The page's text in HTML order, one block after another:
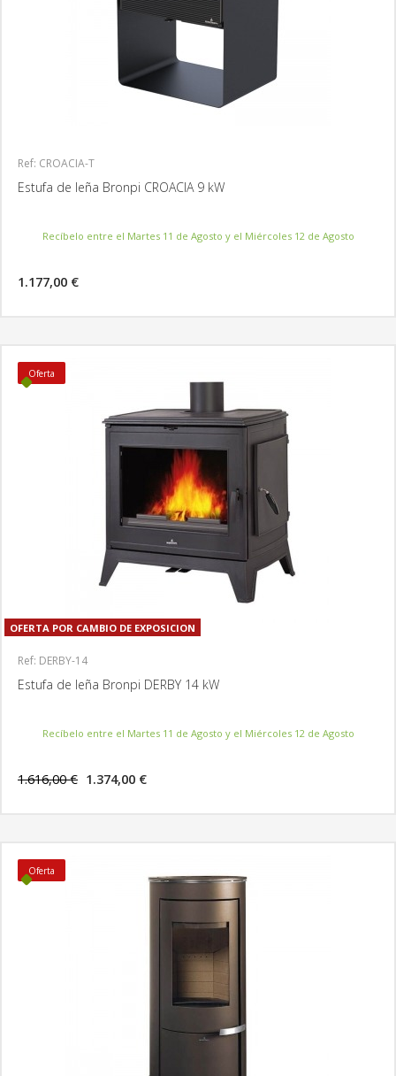
Ref: CROACIA-T
Estufa de leña Bronpi CROACIA 9 kW
Recíbelo entre el Martes 11 de Agosto y el Miércoles 12 de Agosto
1.177,00 €
Oferta
OFERTA POR CAMBIO DE EXPOSICION
Ref: DERBY-14
Estufa de leña Bronpi DERBY 14 kW
Recíbelo entre el Martes 11 de Agosto y el Miércoles 12 de Agosto
1.616,00 € 1.374,00 €
Oferta